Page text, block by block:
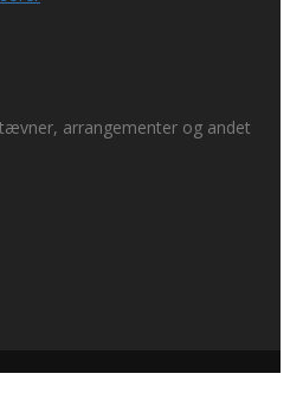
arrangementer og andet